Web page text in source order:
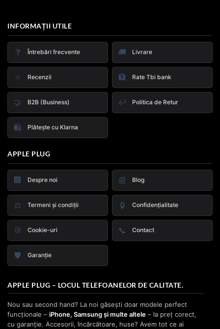
INFORMAȚII UTILE
❓ Întrebări frecvente 🚚 Livrare
⭐ Recenzii 🏦 Rate Tbi bank
🤝 B2B (Business) ↩️ Politica de Retur
🛍️ Plătește cu Klarna
APPLE PLUG
🏢 Despre noi 📰 Blog
⚖️ Termeni și condiții 🔒 Confidențialitate
🍪 Cookie-uri 📞 Contact
🛡️ Garanție
APPLE PLUG – LOCUL TELEFOANELOR DE CALITATE.
Nou sau second hand? La noi găsești doar modele perfect
funcționale – iPhone, Samsung și multe altele – la preț corect,
cu garanție. Accesorii, încărcătoare, huse? Avem tot ce ai